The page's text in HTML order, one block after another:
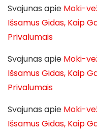
Svajunas apie Moki-
Išsamus Gidas, Kaip
Privalumais
Svajunas apie Moki-
Išsamus Gidas, Kaip
Privalumais
Svajunas apie Moki-
Išsamus Gidas, Kaip